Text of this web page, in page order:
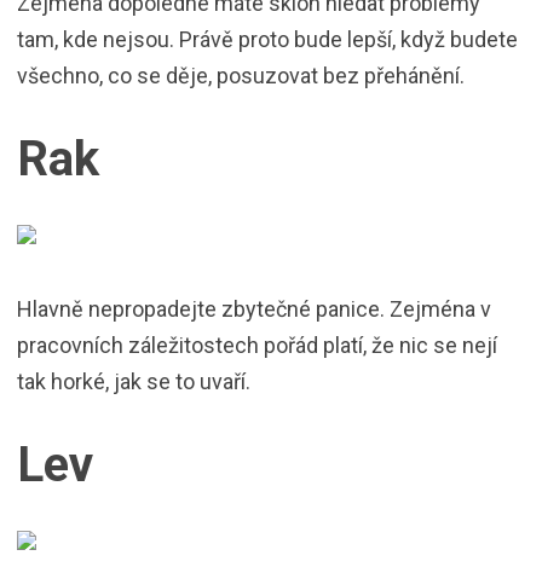
tam, kde nejsou. Právě proto bude lepší, když budete
všechno, co se děje, posuzovat bez přehánění.
Rak
Hlavně nepropadejte zbytečné panice. Zejména v
pracovních záležitostech pořád platí, že nic se nejí
tak horké, jak se to uvaří.
Lev